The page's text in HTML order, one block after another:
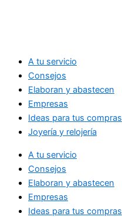
A tu servicio
Consejos
Elaboran y abastecen
Empresas
Ideas para tus compras
Joyería y relojería
A tu servicio
Consejos
Elaboran y abastecen
Empresas
Ideas para tus compras